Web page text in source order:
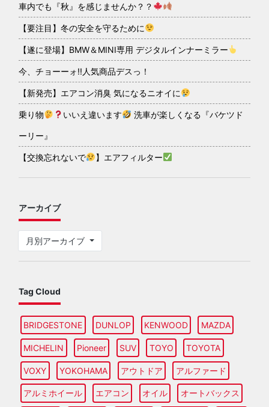
車内でも『秋』を感じませんか？？
【要注目】冬の安全を守るために
【遂に登場】BMW＆MINI専用 デジタルインナーミラー
今、チョーーォ!!人気商品デスっ！
【新発売】エアコン消臭 気になるニオイに
乗り物 いいえ違います 洗車が楽しくなる『バケツド
ーリー』
【交換忘れないで 】エアフィルター
アーカイブ
月別アーカイブ
Tag Cloud
BRIDGESTONE DUNLOP KENWOOD MAZDA
MICHELIN Pioneer SUV TOYO TOYOTA
VOXY YOKOHAMA アウトドア アルファード
アルミホイール エアコン オイル オートバックス